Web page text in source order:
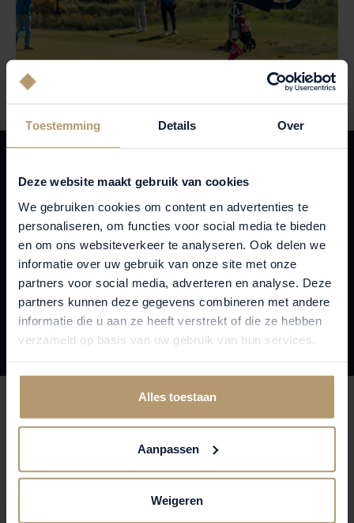
Toestemming Details Over
Deze website maakt gebruik van cookies
We gebruiken cookies om content en advertenties te
personaliseren, om functies voor social media te bieden
en om ons websiteverkeer te analyseren. Ook delen we
informatie over uw gebruik van onze site met onze
partners voor social media, adverteren en analyse. Deze
partners kunnen deze gegevens combineren met andere
informatie die u aan ze heeft verstrekt of die ze hebben
verzameld op basis van uw gebruik van hun services.
Alles toestaan
Aanpassen
Weigeren
'JOIN THE KNOOK FAMILY'
De events zijn één van de vele voordelen van onze Knook
familie. Wanneer u een Range Rover, Defender, Discovery
óf Jaguar bij ons rijdt, zien wij u als familie. En met onze